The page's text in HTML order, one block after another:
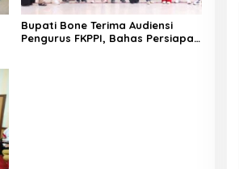
Bupati Bone Terima Audiensi
Pengurus FKPPI, Bahas Persiapan